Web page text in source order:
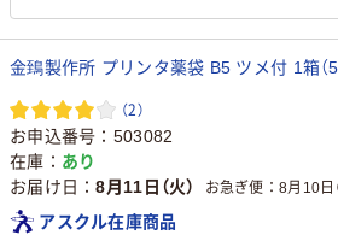
金鵄製作所 プリンタ薬袋 B5 ツメ付 1箱（
（2）
お申込番号
503082
在庫
あり
お届け日
8月11日（火） お急ぎ便 8月10日
アスクル在庫商品